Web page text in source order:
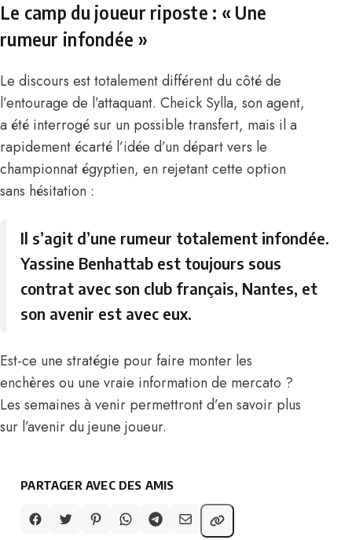
Le camp du joueur riposte : « Une
rumeur infondée »
Le discours est totalement différent du côté de
l’entourage de l’attaquant. Cheick Sylla, son agent,
a été interrogé sur un possible transfert, mais il a
rapidement écarté l’idée d’un départ vers le
championnat égyptien, en rejetant cette option
sans hésitation :
Il s’agit d’une rumeur totalement infondée.
Yassine Benhattab est toujours sous
contrat avec son club français, Nantes, et
son avenir est avec eux.
Est-ce une stratégie pour faire monter les
enchères ou une vraie information de mercato ?
Les semaines à venir permettront d’en savoir plus
sur l’avenir du jeune joueur.
PARTAGER AVEC DES AMIS